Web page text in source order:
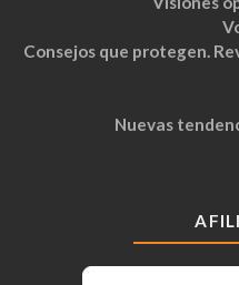
Consejos que protegen.
Nuevas